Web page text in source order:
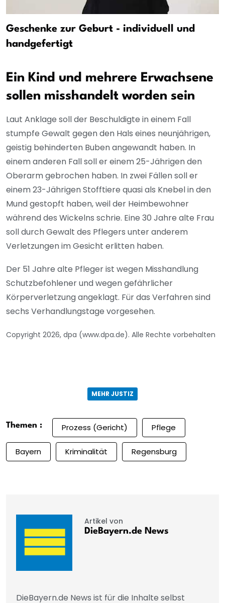
Geschenke zur Geburt - individuell und
handgefertigt
Ein Kind und mehrere Erwachsene
sollen misshandelt worden sein
Laut Anklage soll der Beschuldigte in einem Fall
stumpfe Gewalt gegen den Hals eines neunjährigen,
geistig behinderten Buben angewandt haben. In
einem anderen Fall soll er einem 25-Jährigen den
Oberarm gebrochen haben. In zwei Fällen soll er
einem 23-Jährigen Stofftiere quasi als Knebel in den
Mund gestopft haben, weil der Heimbewohner
während des Wickelns schrie. Eine 30 Jahre alte Frau
soll durch Gewalt des Pflegers unter anderem
Verletzungen im Gesicht erlitten haben.
Der 51 Jahre alte Pfleger ist wegen Misshandlung
Schutzbefohlener und wegen gefährlicher
Körperverletzung angeklagt. Für das Verfahren sind
sechs Verhandlungstage vorgesehen.
Copyright 2026, dpa (www.dpa.de). Alle Rechte vorbehalten
MEHR JUSTIZ
Themen : Prozess (Gericht) Pflege
Bayern Kriminalität Regensburg
Artikel von
DieBayern.de News
DieBayern.de News ist für die Inhalte selbst